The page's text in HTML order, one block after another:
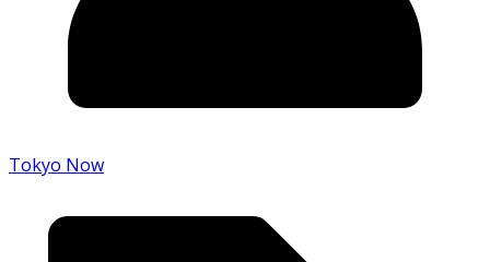
Tokyo Now